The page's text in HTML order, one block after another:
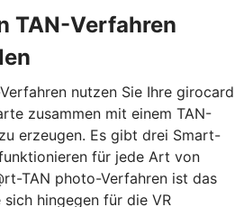
TAN-Verfahren
nutzen Sie Ihre girocard
zusammen mit einem TAN-
erzeugen. Es gibt drei Smart-
für jede Art von
TAN photo-Verfahren ist das
sich hingegen für die VR